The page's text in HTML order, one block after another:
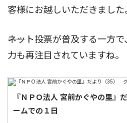
客様にお越しいただきました
――ネット投票が普及する一方
力も再注目されていますね。
『ＮＰＯ法人 宮前かぐやの里
ームでの１日